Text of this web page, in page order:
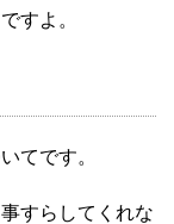
すよ。
てです。
すらしてくれな